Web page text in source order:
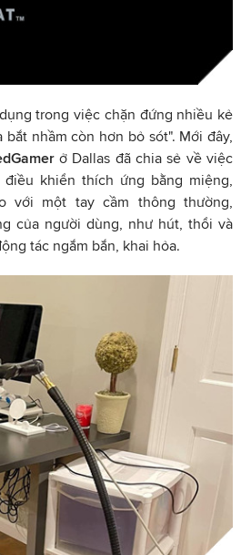
trong việc chặn đứng nhiều kẻ
nhầm còn hơn bỏ sót". Mới đây,
ở Dallas đã chia sẻ về việc
khiển thích ứng bằng miệng,
với một tay cầm thông thường,
của người dùng, như hút, thổi và
tác ngắm bắn, khai hỏa.